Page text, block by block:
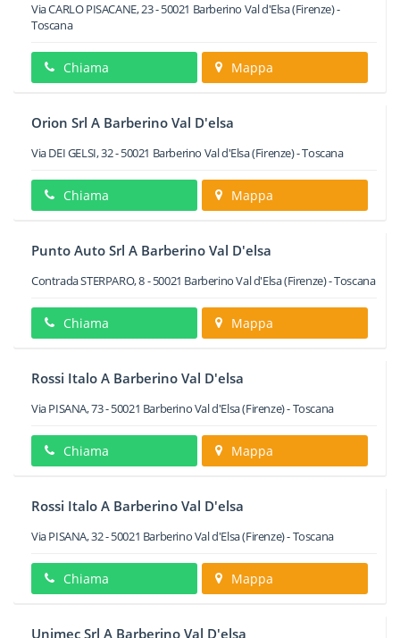
Via CARLO PISACANE, 23-50021 Barberino Val d'Elsa(Firenze) -
Toscana
Chiama Mappa
Orion Srl A Barberino Val D'elsa
Via DEI GELSI, 32-50021 Barberino Val d'Elsa(Firenze) -Toscana
Chiama Mappa
Punto Auto Srl A Barberino Val D'elsa
Contrada STERPARO, 8-50021 Barberino Val d'Elsa(Firenze) -Toscana
Chiama Mappa
Rossi Italo A Barberino Val D'elsa
Via PISANA, 73-50021 Barberino Val d'Elsa(Firenze) -Toscana
Chiama Mappa
Rossi Italo A Barberino Val D'elsa
Via PISANA, 32-50021 Barberino Val d'Elsa(Firenze) -Toscana
Chiama Mappa
Unimec Srl A Barberino Val D'elsa